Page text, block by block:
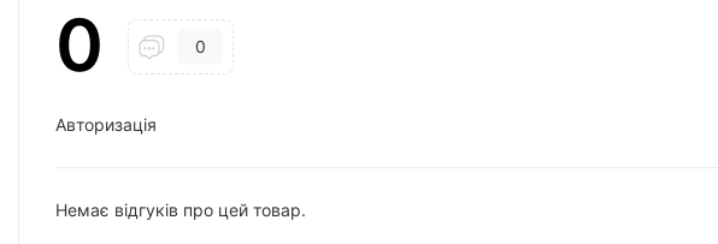
0 0
Авторизація
Немає відгуків про цей товар.